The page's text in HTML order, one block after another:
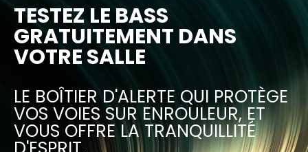
TESTEZ LE BASS
GRATUITEMENT DANS
VOTRE SALLE
LE BOÎTIER D'ALERTE QUI PROTÈGE
VOS VOIES SUR ENROULEUR, ET
VOUS OFFRE LA TRANQUILLITÉ